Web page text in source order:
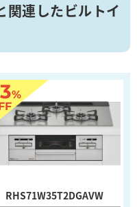
関連したビルトイ
%
RHS71W35T2DGAVW